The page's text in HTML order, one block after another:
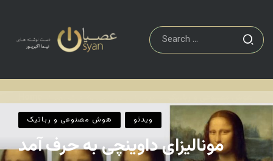
هوش مصنوعی و رباتیک ویدئو
مونالیزای داوینچی به حرف آمد